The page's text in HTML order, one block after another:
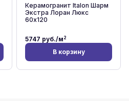
Керамогранит Italon Шарм
Экстра Лоран Люкс
60x120
5747 руб./м2
В корзину